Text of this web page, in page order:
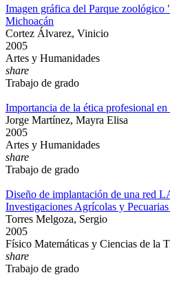
Imagen gráfica del Parque
Michoacán
Cortez Álvarez, Vinicio
2005
Artes y Humanidades
share
Trabajo de grado
Importancia de la ética profesional en
Jorge Martínez, Mayra Elisa
2005
Artes y Humanidades
share
Trabajo de grado
Diseño de implantación de una red
Investigaciones Agrícolas y
Torres Melgoza, Sergio
2005
Físico Matemáticas y Ciencias de la
share
Trabajo de grado